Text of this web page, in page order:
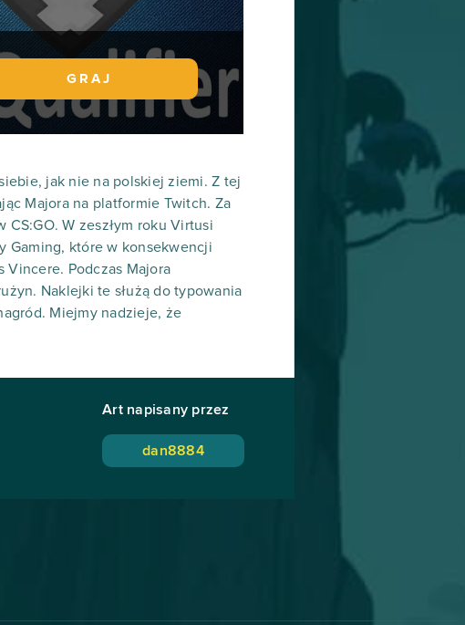
GRAJ
jak nie na polskiej ziemi. Z tej
Majora na platformie Twitch. Za
W zeszłym roku Virtusi
Gaming, które w konsekwencji
Vincere. Podczas Majora
Naklejki te służą do typowania
Miejmy nadzieje, że
Art napisany przez
dan8884